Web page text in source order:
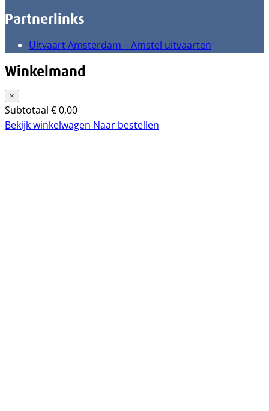
Partnerlinks
Uitvaart Amsterdam – Amstel uitvaarten
Winkelmand
×
Subtotaal €0,00
Bekijk winkelwagen Naar bestellen